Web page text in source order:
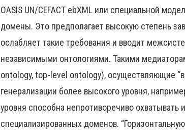
OASIS UN/CEFACT ebXML или специальной
домены. Это предполагает высокую степень
ослабляет такие требования и вводит
независимыми онтологиями. Такими
ontology, top-level ontology), осуществляющие
генерализации более высокого уровня,
уровня способна непротиворечиво
специализированных доменов.